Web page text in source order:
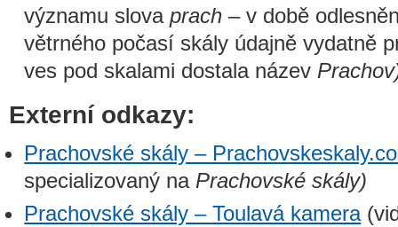
významu slovaprach – v době
větrného počasí skály údajně vydatně
ves pod skalami dostala název
Externí odkazy:
Prachovské skály –
specializovaný naPrachovské skály)
Prachovské skály – Toulavá kamera